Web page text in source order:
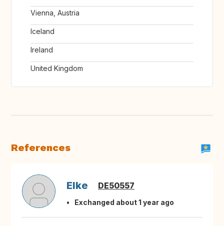
Vienna, Austria
Iceland
Ireland
United Kingdom
References
Elke DE50557
Exchanged about 1 year ago